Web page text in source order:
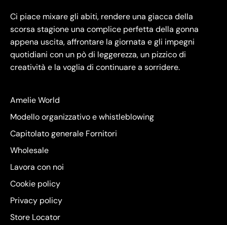
Ci piace mixare gli abiti, rendere una giacca della
scorsa stagione una complice perfetta della gonna
appena uscita, affrontare la giornata e gli impegni
quotidiani con un pò di leggerezza, un pizzico di
creatività e la voglia di continuare a sorridere.
Amelie World
Modello organizzativo e whistleblowing
Capitolato generale Fornitori
Wholesale
Lavora con noi
Cookie policy
Privacy policy
Store Locator